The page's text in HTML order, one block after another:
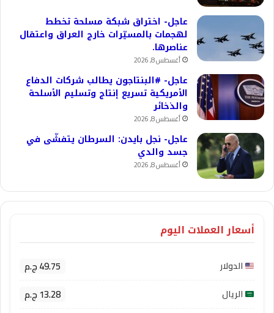
عاجل- اختراق شبكة مسلحة تخطط
لهجمات بالمسيّرات خارج العراق واعتقال
عناصرها.
أغسطس 8, 2026
عاجل- #البنتاجون يطالب شركات الدفاع
الأمريكية تسريع إنتاج وتسليم الأسلحة
والذخائر
أغسطس 8, 2026
عاجل- نجل بايدن: السرطان يتفشّى في
جسد والدي
أغسطس 8, 2026
أسعار العملات اليوم
الدولار 49.75 ج.م
الريال 13.28 ج.م